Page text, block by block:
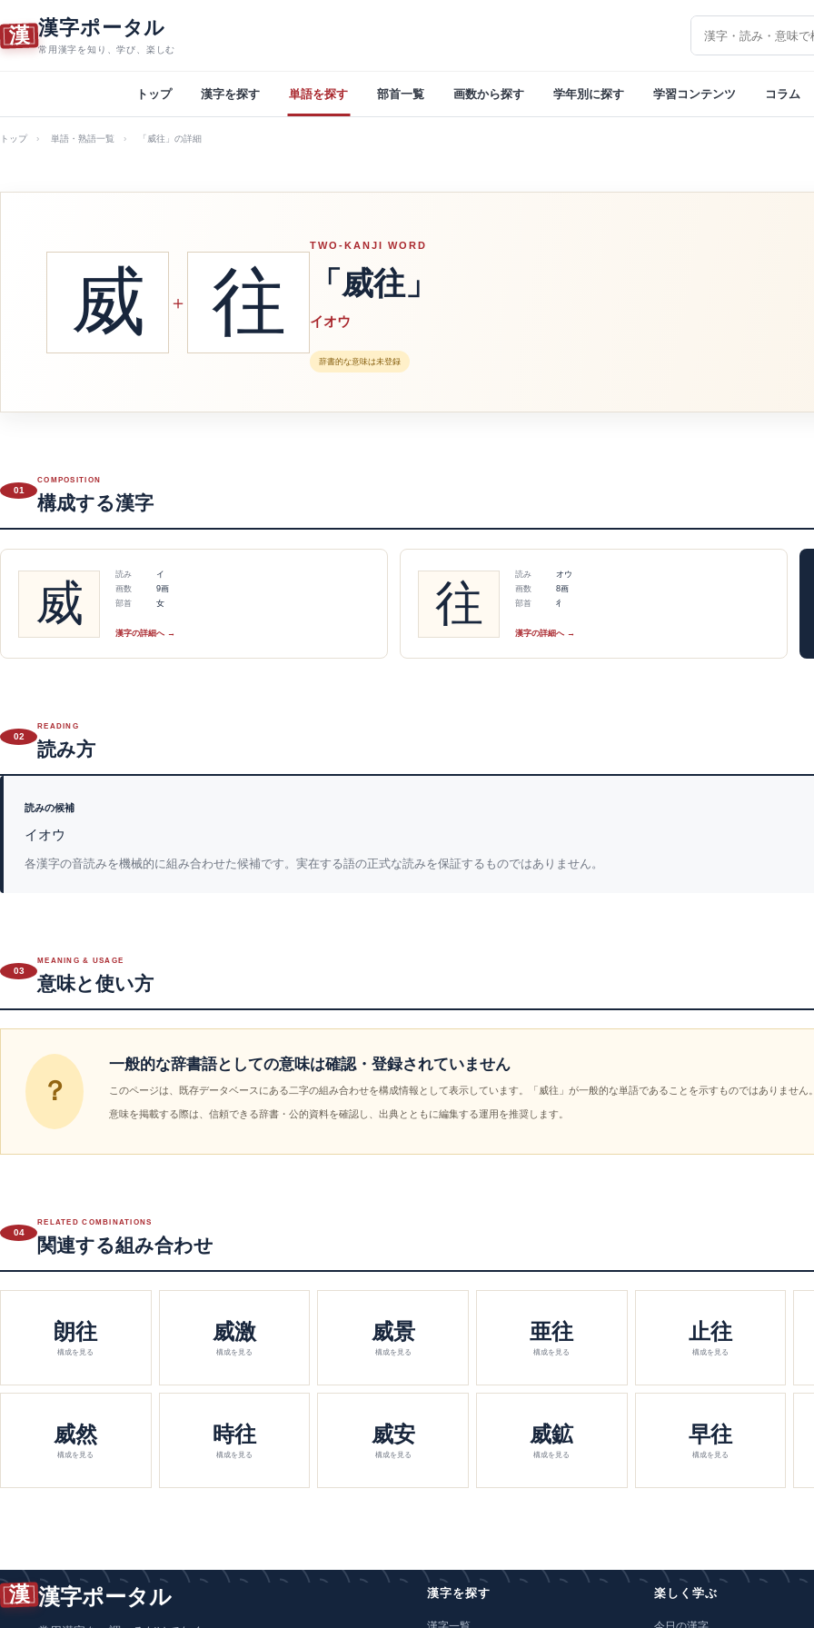
漢 漢字ポータル
常用漢字を知り、学び、楽しむ
漢字を検索
トップ 漢字を探す 単語を探す 部首一覧 画数から探す 学年別に探す 学習コンテンツ コラム
トップ 単語・熟語一覧 「威往」の詳細
威 ＋ 往
TWO-KANJI WORD
「威往」
イオウ
辞書的な意味は未登録
01
COMPOSITION
構成する漢字
威
読み
イ
画数
9画
部首
女
漢字の詳細へ →
往
読み
オウ
画数
8画
部首
彳
漢字の詳細へ →
02
READING
読み方
読みの候補
イオウ
各漢字の音読みを機械的に組み合わせた候補です。実在する語の正式な読みを保証するものではありません。
03
MEANING & USAGE
意味と使い方
？
一般的な辞書語としての意味は確認・登録されていません
このページは、既存データベースにある二字の組み合わせを構成情報として表示しています。「威往」が一般的な単語であることを示すものではありません
意味を掲載する際は、信頼できる辞書・公的資料を確認し、出典とともに編集する運用を推奨します。
04
RELATED COMBINATIONS
関連する組み合わせ
朗往
構成を見る
威激
構成を見る
威景
構成を見る
亜往
構成を見る
止往
構成を見る
威然
構成を見る
時往
構成を見る
威安
構成を見る
威鉱
構成を見る
早往
構成を見る
漢 漢字ポータル 漢字を探す 楽しく学ぶ